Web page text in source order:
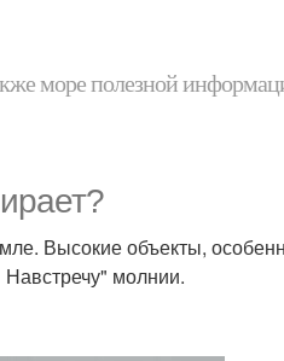
море полезной
Высокие объекты,
молнии.